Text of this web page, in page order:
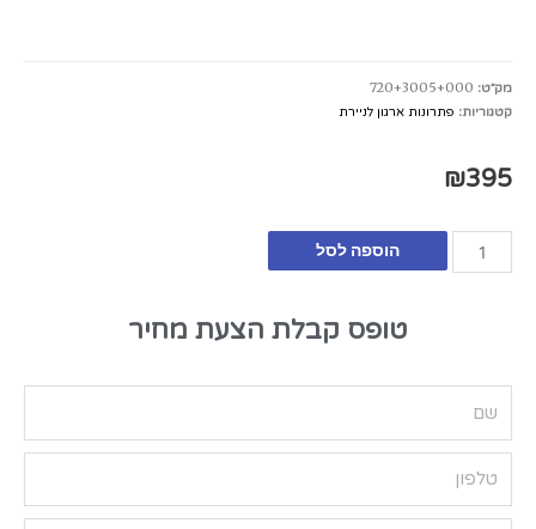
מק״ט: 720+3005+000
קטגוריות: פתרונות ארגון לניירת
₪395
הוספה לסל
טופס קבלת הצעת מחיר